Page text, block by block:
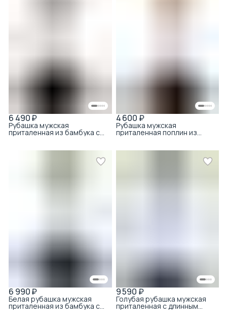
6 490 ₽
Рубашка мужская
приталенная из бамбука с
хлопком белый
4 600 ₽
Рубашка мужская
приталенная поплин из
хлопка белый
6 990 ₽
Белая рубашка мужская
приталенная из бамбука с
9 590 ₽
Голубая рубашка мужская
приталенная с длинным